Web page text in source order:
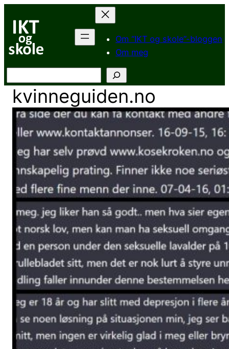
innhold
Om “IKT og skole”-bloggen
Om meg
kvinneguiden.no